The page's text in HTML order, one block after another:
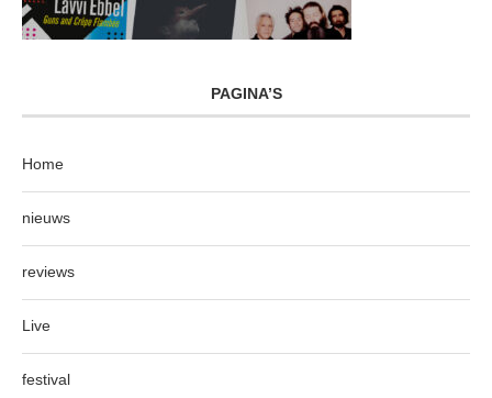
PAGINA’S
Home
nieuws
reviews
Live
festival